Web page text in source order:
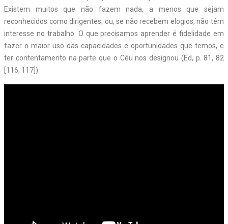
Existem muitos que não fazem nada, a menos que sejam
reconhecidos como dirigentes; ou, se não recebem elogios, não têm
interesse no trabalho. O que precisamos aprender é fidelidade em
fazer o maior uso das capacidades e oportunidades que temos, e
ter contentamento na parte que o Céu nos designou (Ed, p. 81, 82
[116, 117]).